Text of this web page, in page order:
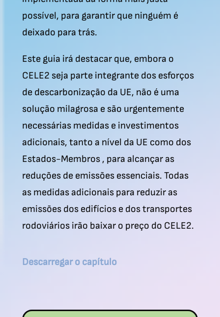
possível, para garantir que ninguém é
deixado para trás.
Este guia irá destacar que, embora o
CELE2 seja parte integrante dos esforços
de descarbonização da UE, não é uma
solução milagrosa e são urgentemente
necessárias medidas e investimentos
adicionais, tanto a nível da UE como dos
Estados-Membros , para alcançar as
reduções de emissões essenciais. Todas
as medidas adicionais para reduzir as
emissões dos edifícios e dos transportes
rodoviários irão baixar o preço do CELE2.
Descarregar o capítulo